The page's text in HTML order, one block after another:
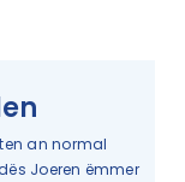
an normal
Joeren ëmmer